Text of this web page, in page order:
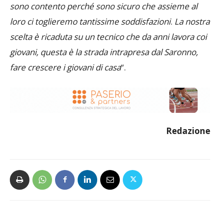
sono contento perché sono sicuro che assieme al
loro ci toglieremo tantissime soddisfazioni. La nostra
scelta è ricaduta su un tecnico che da anni lavora coi
giovani, questa è la strada intrapresa dal Saronno,
fare crescere i giovani di casa“.
Redazione